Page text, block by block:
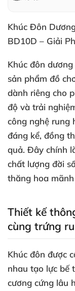
Khúc Đôn
BD10D – Giải
Khúc đôn
sản phẩm đồ
dành riêng cho
độ và trải
công nghệ rung
đáng kể, đồng
quả. Đây chính
chất lượng đời
thăng hoa
Thiết kế
cùng trứng
Khúc đôn được
nhau tạo lực bế
cương cứng lâu